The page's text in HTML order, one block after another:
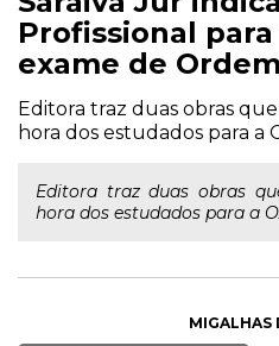
Profissional para
exame de Ordem
Editora traz duas obras
hora dos estudados para a
Editora traz duas obras
hora dos estudados para a
MIGALHAS